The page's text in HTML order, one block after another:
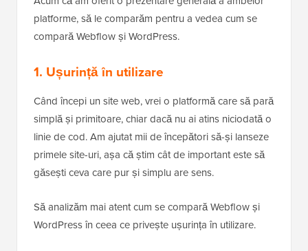
platforme, să le comparăm pentru a vedea cum se
compară Webflow și WordPress.
1. Ușurință în utilizare
Când începi un site web, vrei o platformă care să pară
simplă și primitoare, chiar dacă nu ai atins niciodată o
linie de cod. Am ajutat mii de începători să-și lanseze
primele site-uri, așa că știm cât de important este să
găsești ceva care pur și simplu are sens.
Să analizăm mai atent cum se compară Webflow și
WordPress în ceea ce privește ușurința în utilizare.